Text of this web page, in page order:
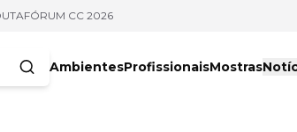
FÓRUM CC 2026
AmbientesProfissionaisMostras